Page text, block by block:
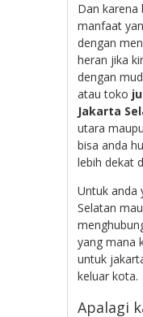
Dan karena
manfaat
dengan
heran jika
dengan
atau toko
Jakarta
utara
bisa anda
lebih dekat
Untuk anda
Selatan
yang mana
untuk
keluar kota.
Apalagi